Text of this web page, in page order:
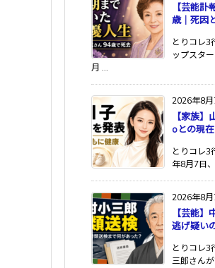
【芸能
歳｜死因
とりコレ3
ップスタ
月 ...
2026年8月
【家族
oとの現在
とりコレ3
年8月7日
2026年8月
【芸能
逃げ疑い
とりコレ3
三郎さん